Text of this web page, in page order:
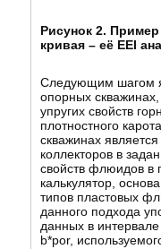
Рисунок 2.
кривая – её EEI
Следующим шагом
опорных
упругих свойств
плотностного
скважинах
коллекторов в
свойств флюидов в
калькулятор,
типов пластовых
данного подхода
данных в
b*por,